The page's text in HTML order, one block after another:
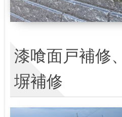
漆喰面戸補修
塀補修